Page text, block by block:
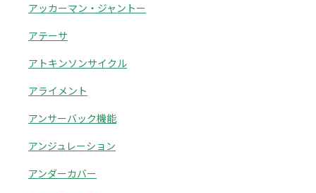
アッカーマン・ジャントー
アテーサ
アトキンソンサイクル
アライメント
アンサーバック機能
アンジュレーション
アンダーカバー